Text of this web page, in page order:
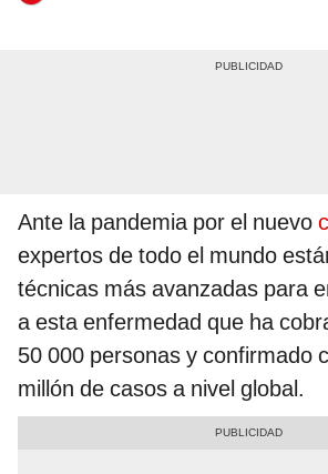
Ante la pandemia por el nuevo
expertos de todo el mundo
técnicas más avanzadas para
a esta enfermedad que ha
50 000 personas y confirmado
millón de casos a nivel global.